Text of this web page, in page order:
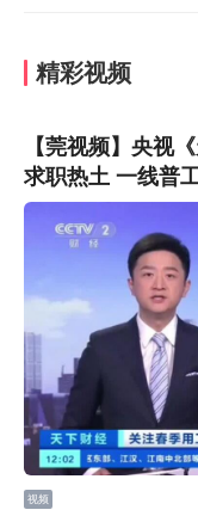
精彩视频
【莞视频】央视
求职热土 一线普
视频